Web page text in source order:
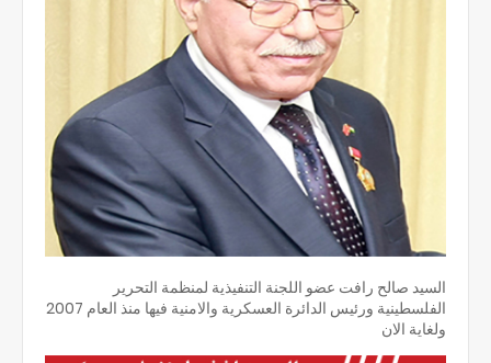
السيد صالح رافت عضو اللجنة التنفيذية لمنظمة التحرير
الفلسطينية ورئيس الدائرة العسكرية والامنية فيها منذ العام 2007
ولغاية الان